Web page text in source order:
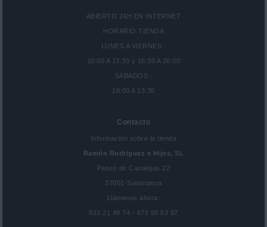
ABIERTO 24H EN INTERNET
HORARIO TIENDA
LUNES A VIERNES :
10:00 A 13:30 y 16:30 A 20:00
SÁBADOS :
10:00 A 13:30
Contacto
Información sobre la tienda
Ramón Rodriguez e Hijos, SL
Paseo de Canalejas 22
37001-Salamanca
Llámenos ahora:
923 21 49 74 - 675 90 63 97